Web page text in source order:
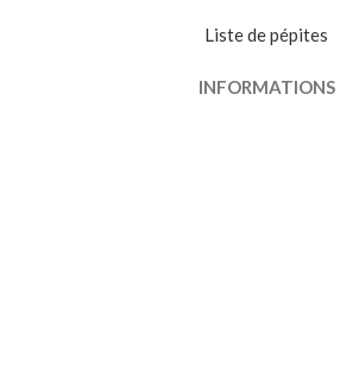
Liste de pépites
INFORMATIONS